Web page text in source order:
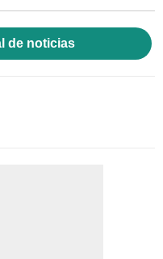
de noticias